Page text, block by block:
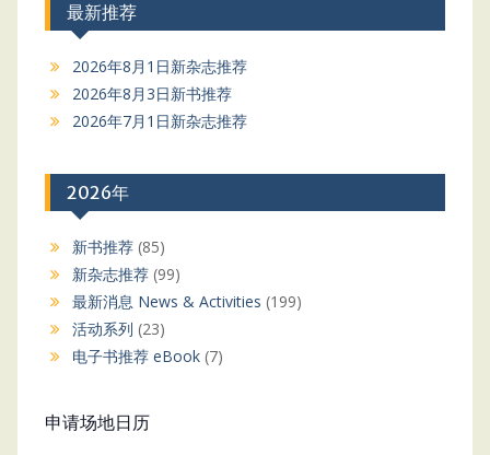
最新推荐
2026年8月1日新杂志推荐
2026年8月3日新书推荐
2026年7月1日新杂志推荐
2026年
新书推荐(85)
新杂志推荐(99)
最新消息 News & Activities (199)
活动系列 (23)
电子书推荐 eBook(7)
申请场地日历